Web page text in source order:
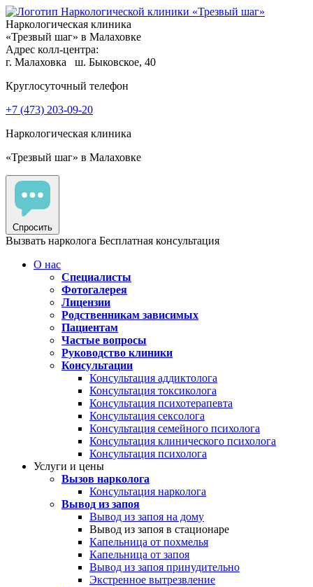
Наркологическая клиника
«Трезвый шаг» в Малаховке
Адрес колл-центра:
г. Малаховка
ш. Быковское, 40
Круглосуточный телефон
+7 (473) 203-09-20
Наркологическая клиника
«Трезвый шаг» в Малаховке
Спросить
Вызвать нарколога Бесплатная консультация
О нас
Специалисты
Фотогалерея
Лицензии
Родственникам зависимых
Пациентам
Частые вопросы
Руководство клиники
Консультации
Консультация аддиктолога
Консультация токсиколога
Консультация психотерапевта
Консультация сексолога
Консультация семейного психолога
Консультация клинического психолога
Консультация психолога
Услуги и цены
Вызов нарколога
Консультация нарколога
Вывод из запоя
Вывод из запоя на дому
Вывод из запоя в стационаре
Капельница от похмелья
Капельница от запоя
Вывод из запоя принудительно
Экстренное вытрезвление